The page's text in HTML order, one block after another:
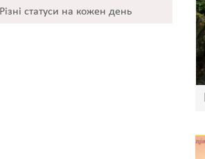
Різні статуси на кожен день